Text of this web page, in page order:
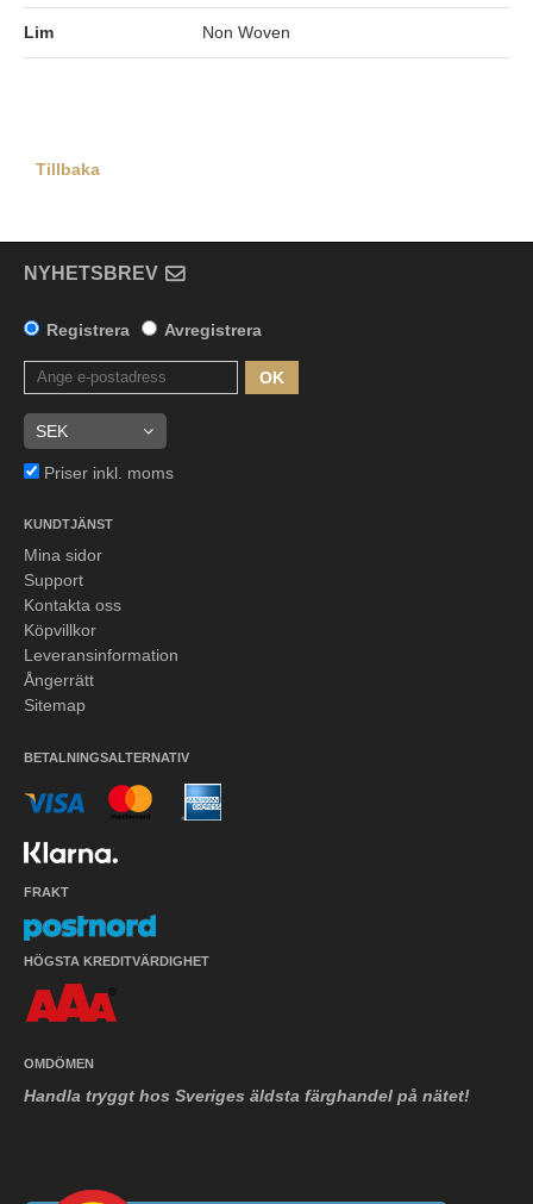
Lim Non Woven
Tillbaka
NYHETSBREV
Registrera Avregistrera
OK
Priser inkl. moms
KUNDTJÄNST
Mina sidor
Support
Kontakta oss
Köpvillkor
Leveransinformation
Ångerrätt
Sitemap
BETALNINGSALTERNATIV
FRAKT
HÖGSTA KREDITVÄRDIGHET
OMDÖMEN
Handla tryggt hos Sveriges äldsta färghandel på nätet!